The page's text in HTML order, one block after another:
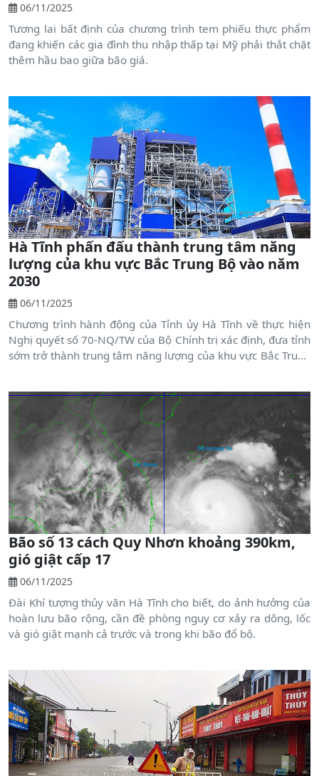
06/11/2025
Tương lai bất định của chương trình tem phiếu thực phẩm
đang khiến các gia đình thu nhập thấp tại Mỹ phải thắt chặt
thêm hầu bao giữa bão giá.
Hà Tĩnh phấn đấu thành trung tâm năng
lượng của khu vực Bắc Trung Bộ vào năm
2030
06/11/2025
Chương trình hành động của Tỉnh ủy Hà Tĩnh về thực hiện
Nghị quyết số 70-NQ/TW của Bộ Chính trị xác định, đưa tỉnh
sớm trở thành trung tâm năng lượng của khu vực Bắc Trung
Bão số 13 cách Quy Nhơn khoảng 390km,
gió giật cấp 17
06/11/2025
Đài Khí tượng thủy văn Hà Tĩnh cho biết, do ảnh hưởng của
hoàn lưu bão rộng, cần đề phòng nguy cơ xảy ra dông, lốc
và gió giật mạnh cả trước và trong khi bão đổ bộ.